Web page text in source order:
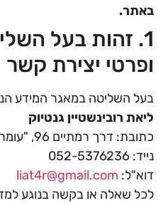
באתר.
1. זהות בעל
ופרטי יצירת קשר
בעל השליטה במאגר המידע
ליאת רובינשטיין גנטיוק
כתובת: דרך רמתיים 96, "עומר האוס", הוד השרון
נייד: 052-5376236
דוא"ל: liat4r@gmail.com
לכל שאלה או בקשה בנוגע